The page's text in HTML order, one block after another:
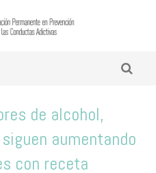
de alcohol,
aumentando
con receta